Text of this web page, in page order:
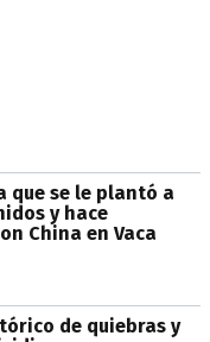
que se le plantó a
y hace
China en Vaca
de quiebras y